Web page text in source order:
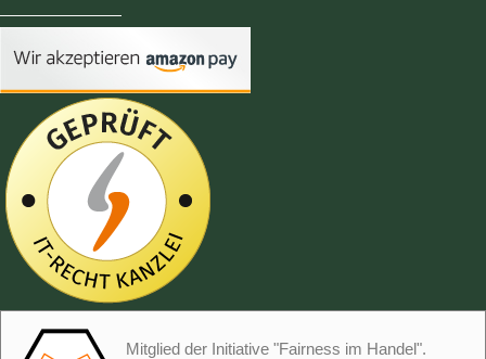
Mitglied der Initiative "Fairness im Handel".